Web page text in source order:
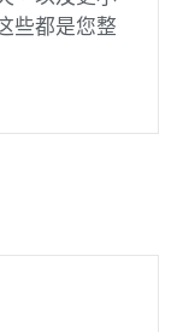
些都是您整